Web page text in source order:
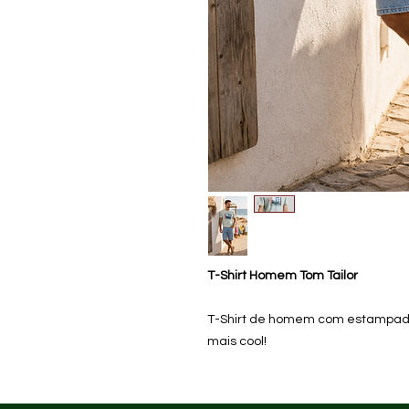
T-Shirt Homem Tom Tailor
T-Shirt de homem com
mais cool!